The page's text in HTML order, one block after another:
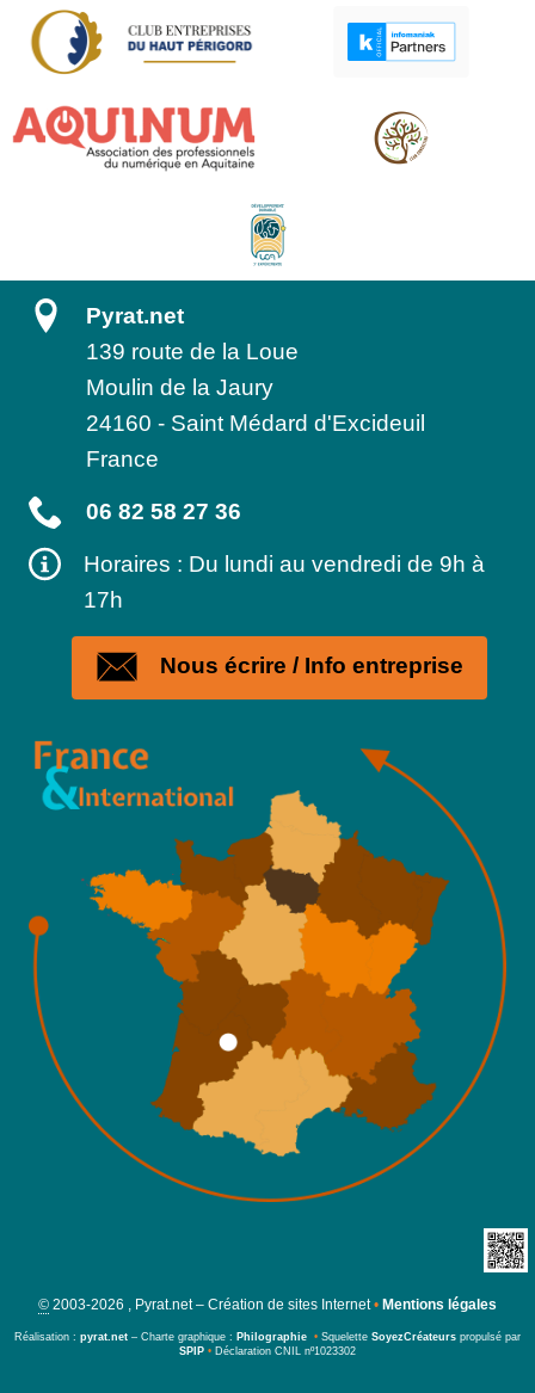
Pyrat.net
139 route de la Loue
Moulin de la Jaury
24160 - Saint Médard d'Excideuil
France
06 82 58 27 36
Horaires : Du lundi au vendredi de 9h à
17h
Nous écrire / Info entreprise
© 2003-2026 , Pyrat.net – Création de sites Internet • Mentions légales
Réalisation : pyrat.net – Charte graphique : Philographie • Squelette SoyezCréateurs propulsé par
SPIP • Déclaration CNIL nº1023302